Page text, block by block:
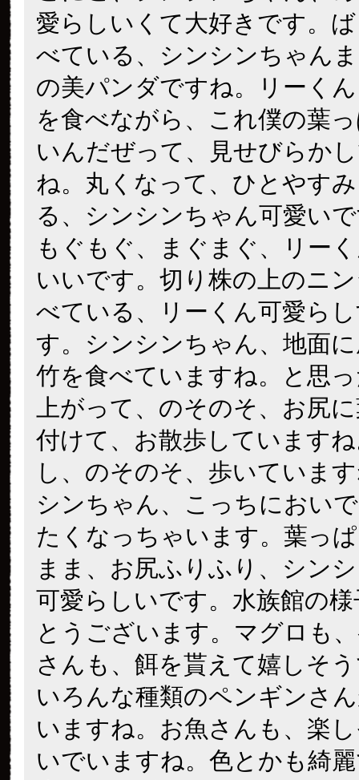
愛らしいくて大好きです。
べている、シンシンちゃん
の美パンダですね。リーく
を食べながら、これ僕の葉
いんだぜって、見せびらか
ね。丸くなって、ひとやす
る、シンシンちゃん可愛い
もぐもぐ、まぐまぐ、リー
いいです。切り株の上のニ
べている、リーくん可愛ら
す。シンシンちゃん、地面
竹を食べていますね。と思
上がって、のそのそ、お尻
付けて、お散歩しています
し、のそのそ、歩いていま
シンちゃん、こっちにおい
たくなっちゃいます。葉っ
まま、お尻ふりふり、シン
可愛らしいです。水族館の
とうございます。マグロも
さんも、餌を貰えて嬉しそ
いろんな種類のペンギンさ
いますね。お魚さんも、楽
いでいますね。色とかも綺